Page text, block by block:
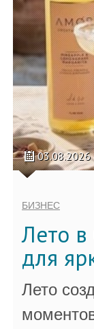
03.08.2026
БИЗНЕС
Лето
для
Лето